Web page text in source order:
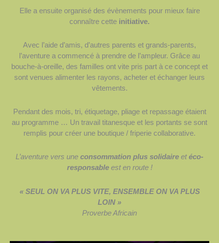
Elle a ensuite organisé des évènements pour mieux faire
connaître cette initiative.
Avec l’aide d’amis, d’autres parents et grands-parents,
l’aventure a commencé à prendre de l’ampleur. Grâce au
bouche-à-oreille, des familles ont vite pris part à ce concept et
sont venues alimenter les rayons, acheter et échanger leurs
vêtements.
Pendant des mois, tri, étiquetage, pliage et repassage étaient
au programme … Un travail titanesque et les portants se sont
remplis pour créer une boutique / friperie collaborative.
L’aventure vers une consommation plus solidaire etéco-
responsableest en route !
« SEUL ON VA PLUS VITE, ENSEMBLE ON VA PLUS
LOIN »
Proverbe Africain